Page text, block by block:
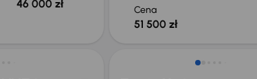
46 000 zł Cena
51 500 zł
21 900 zł Możliwość odliczenia VAT